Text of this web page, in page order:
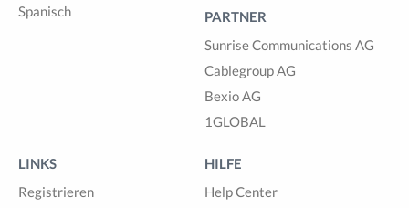
Spanisch
PARTNER
Sunrise Communications AG
Cablegroup AG
Bexio AG
1GLOBAL
LINKS
Registrieren
HILFE
Help Center